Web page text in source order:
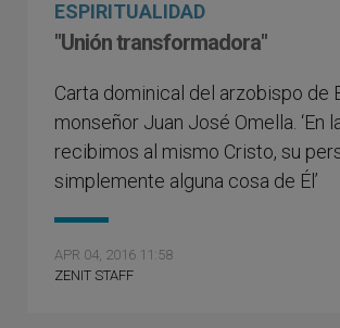
ESPIRITUALIDAD
"Unión transformadora"
Carta dominical del arzobispo de
monseñor Juan José Omella. ‘En
recibimos al mismo Cristo, su
simplemente alguna cosa de Él’
APR 04, 2016 11:58
ZENIT STAFF